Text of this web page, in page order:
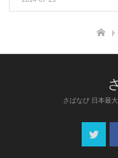
さばなび 日本最